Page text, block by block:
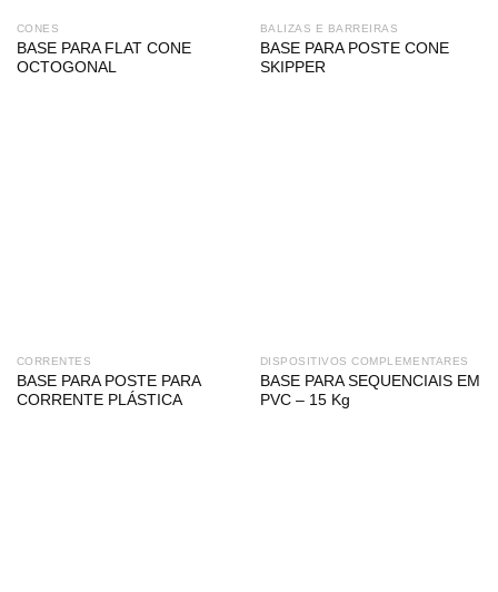
CONES
BASE PARA FLAT CONE
OCTOGONAL
BALIZAS E BARREIRAS
BASE PARA POSTE CONE
SKIPPER
CORRENTES
BASE PARA POSTE PARA
CORRENTE PLÁSTICA
DISPOSITIVOS COMPLEMENTARES
BASE PARA SEQUENCIAIS EM
PVC – 15 Kg